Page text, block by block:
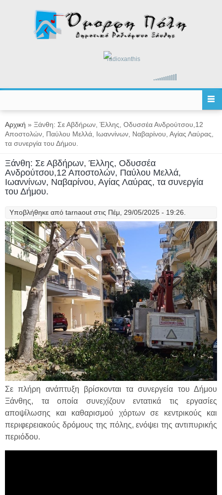
radioxanthis
Είστε εδώ
Αρχική » Ξάνθη: Σε Αβδήρων, Έλλης, Οδυσσέα Ανδρούτσου,12
Αποστολών, Παύλου Μελλά, Ιωαννίνων, Ναβαρίνου, Αγίας Λαύρας,
τα συνεργία του Δήμου.
Ξάνθη: Σε Αβδήρων, Έλλης, Οδυσσέα
Ανδρούτσου,12 Αποστολών, Παύλου Μελλά,
Ιωαννίνων, Ναβαρίνου, Αγίας Λαύρας, τα συνεργία
του Δήμου.
Υποβλήθηκε από tarnaout στις Πέμ, 29/05/2025 - 19:26.
Σε πλήρη ανάπτυξη βρίσκονται τα συνεργεία του Δήμου
Ξάνθης, τα οποία συνεχίζουν εντατικά τις εργασίες
αποψίλωσης και καθαρισμού χόρτων σε κεντρικούς και
περιφερειακούς δρόμους της πόλης, ενόψει της αντιπυρικής
περιόδου.